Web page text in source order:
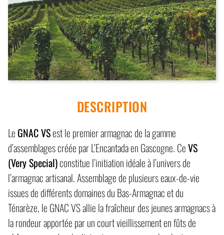
DESCRIPTION
Le GNAC VSest le premier armagnac de la gamme
d’assemblages créée par L’Encantada en Gascogne. CeVS
(Very Special)constitue l’initiation idéale à l’univers de
l’armagnac artisanal. Assemblage de plusieurs eaux-de-vie
issues de différents domaines du Bas-Armagnac et du
Ténarèze, le GNAC VS allie la fraîcheur des jeunes armagnacs à
la rondeur apportée par un court vieillissement en fûts de